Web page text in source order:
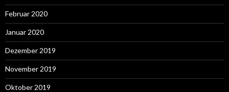
Februar 2020
Januar 2020
Dezember 2019
November 2019
Oktober 2019